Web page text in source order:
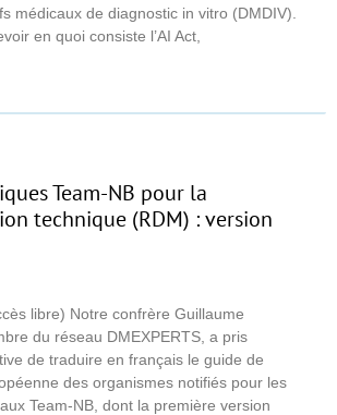
médicaux de diagnostic in vitro (DMDIV).
en quoi consiste l’AI Act,
Team-NB pour la
technique (RDM) : version
libre) Notre confrère Guillaume
du réseau DMEXPERTS, a pris
de traduire en français le guide de
des organismes notifiés pour les
Team-NB, dont la première version